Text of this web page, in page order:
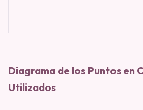
Diagrama de los Puntos en
Utilizados